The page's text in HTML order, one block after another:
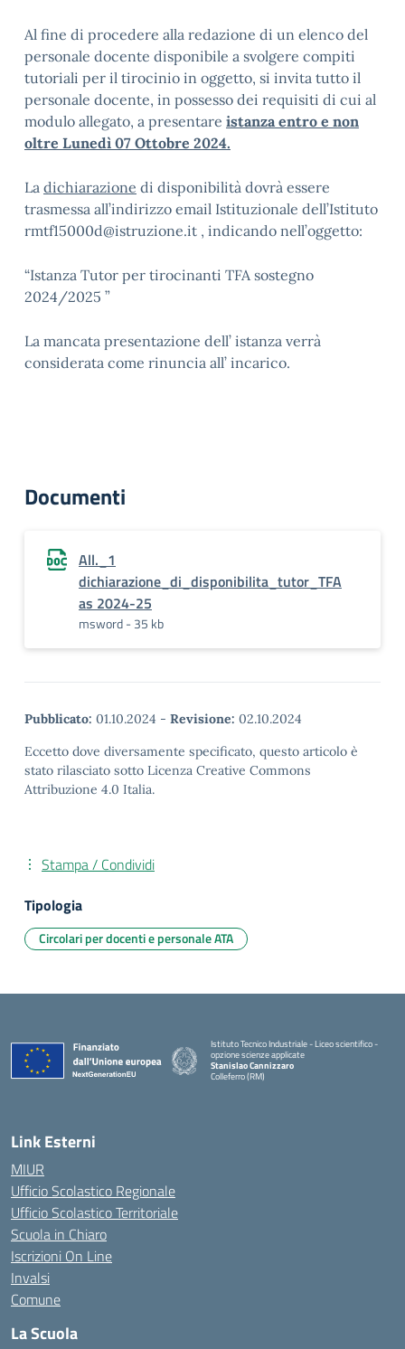
Al fine di procedere alla redazione di un elenco del
personale docente disponibile a svolgere compiti
tutoriali per il tirocinio in oggetto, si invita tutto il
personale docente, in possesso dei requisiti di cui al
modulo allegato, a presentare istanza entro e non
oltre Lunedì 07 Ottobre 2024.
La dichiarazione di disponibilità dovrà essere
trasmessa all’indirizzo email Istituzionale dell’Istituto
rmtf15000d@istruzione.it , indicando nell’oggetto:
“Istanza Tutor per tirocinanti TFA sostegno
2024/2025 ”
La mancata presentazione dell’ istanza verrà
considerata come rinuncia all’ incarico.
Documenti
All._1
dichiarazione_di_disponibilita_tutor_TFA
as 2024-25
msword - 35 kb
Pubblicato: 01.10.2024 - Revisione: 02.10.2024
Eccetto dove diversamente specificato, questo articolo è
stato rilasciato sotto Licenza Creative Commons
Attribuzione 4.0 Italia.
Stampa / Condividi
Tipologia
Circolari per docenti e personale ATA
Istituto Tecnico Industriale - Liceo scientifico -
opzione scienze applicate
Stanislao Cannizzaro
Colleferro (RM)
Link Esterni
MIUR
Ufficio Scolastico Regionale
Ufficio Scolastico Territoriale
Scuola in Chiaro
Iscrizioni On Line
Invalsi
Comune
La Scuola